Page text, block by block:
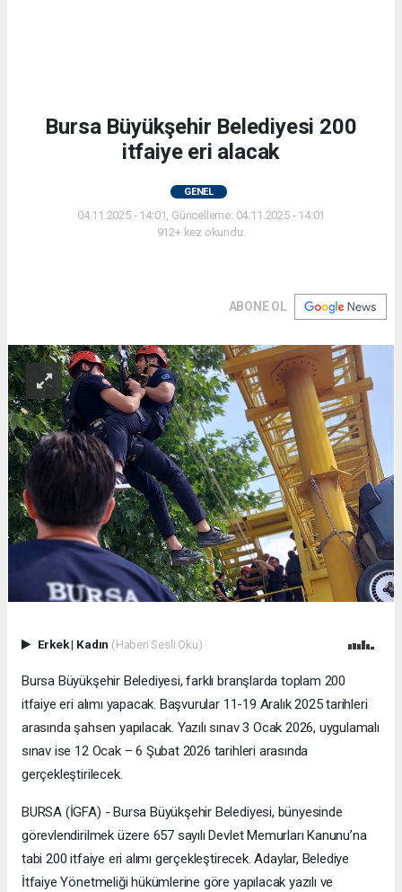
Bursa Büyükşehir Belediyesi 200
itfaiye eri alacak
GENEL
04.11.2025 - 14:01, Güncelleme: 04.11.2025 - 14:01
912+ kez okundu.
ABONE OL
Erkek| Kadın (Haberi Sesli Oku)
Bursa Büyükşehir Belediyesi, farklı branşlarda toplam 200
itfaiye eri alımı yapacak. Başvurular 11-19 Aralık 2025 tarihleri
arasında şahsen yapılacak. Yazılı sınav 3 Ocak 2026, uygulamalı
sınav ise 12 Ocak – 6 Şubat 2026 tarihleri arasında
gerçekleştirilecek.
BURSA (İGFA) - Bursa Büyükşehir Belediyesi, bünyesinde
görevlendirilmek üzere 657 sayılı Devlet Memurları Kanunu’na
tabi 200 itfaiye eri alımı gerçekleştirecek. Adaylar, Belediye
İtfaiye Yönetmeliği hükümlerine göre yapılacak yazılı ve